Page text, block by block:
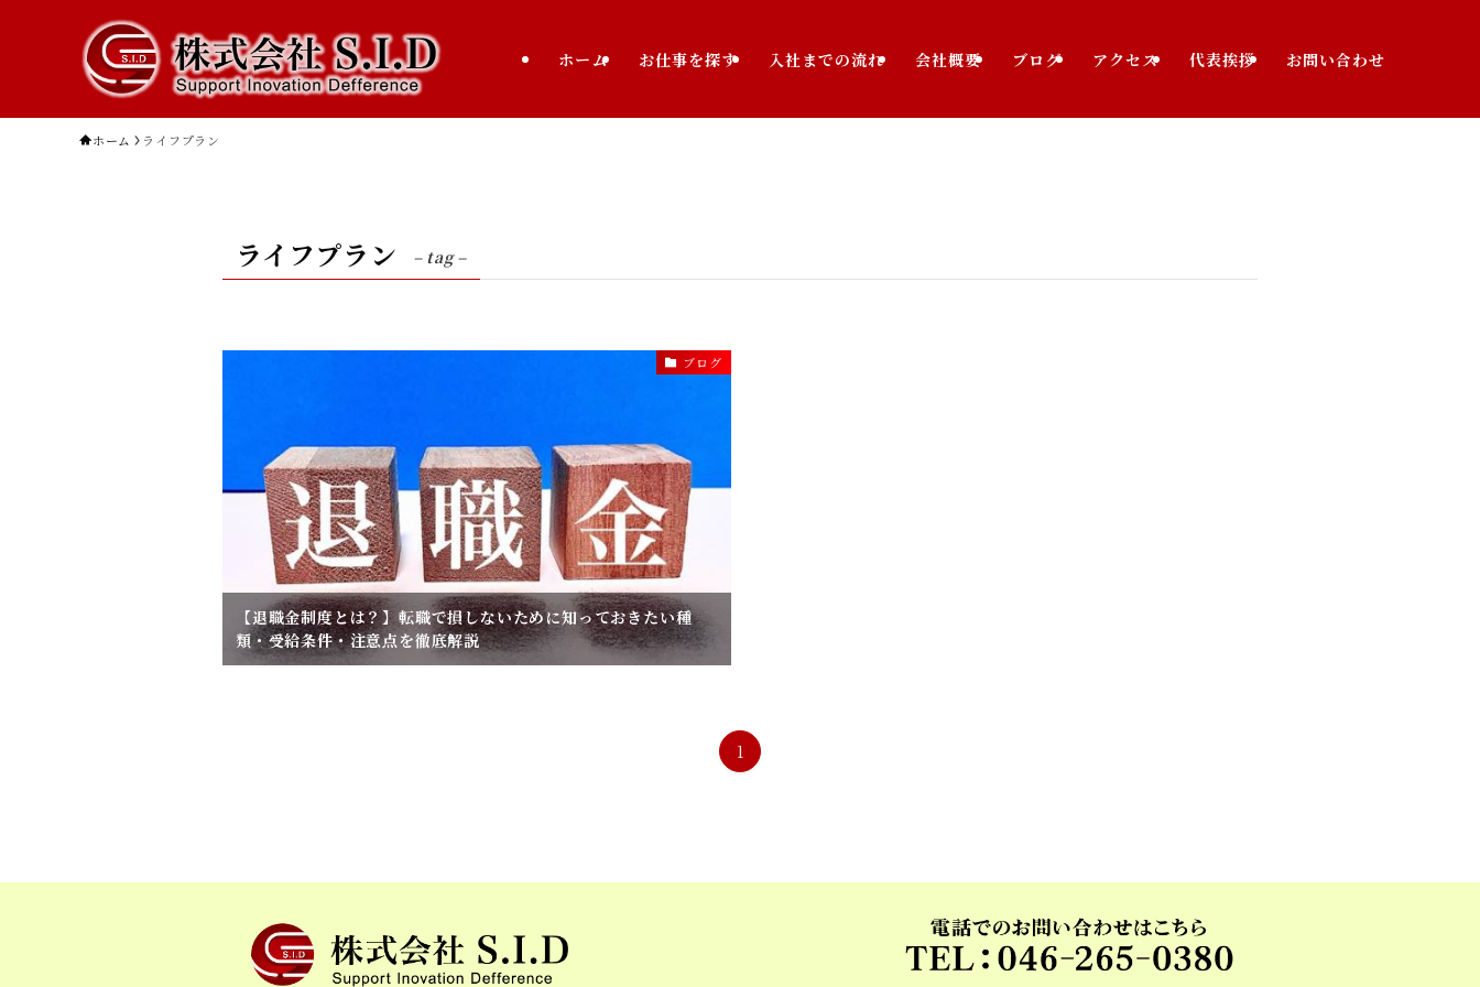
ホーム お仕事を探す 入社までの流れ 会社概要 ブログ アクセス 代表挨拶 お問い合わせ
ホーム ライフプラン
ライフプラン – tag –
ブログ
【退職金制度とは？】転職で損しないために知っておきたい種
類・受給条件・注意点を徹底解説
1